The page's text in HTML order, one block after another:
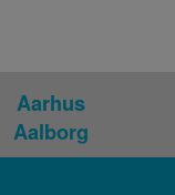
Aarhus
Aalborg